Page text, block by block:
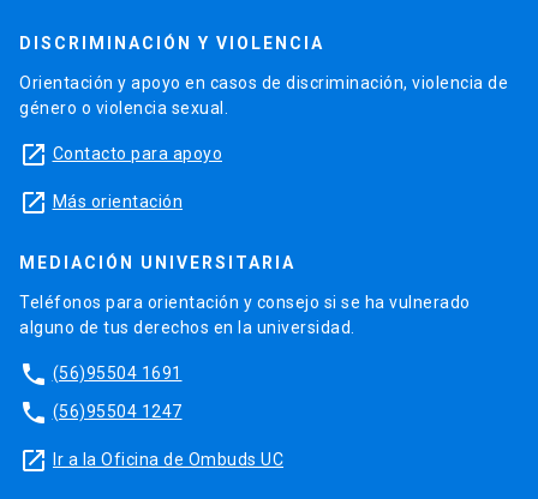
DISCRIMINACIÓN Y VIOLENCIA
Orientación y apoyo en casos de discriminación, violencia de
género o violencia sexual.
launch Contacto para apoyo
launch Más orientación
MEDIACIÓN UNIVERSITARIA
Teléfonos para orientación y consejo si se ha vulnerado
alguno de tus derechos en la universidad.
phone (56)95504 1691
phone (56)95504 1247
launch Ir a la Oficina de Ombuds UC